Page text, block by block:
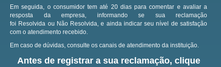
Em seguida, o consumidor tem até 20 dias para comentar e avaliar a
resposta da empresa, informando se sua reclamação
foi Resolvida ou Não Resolvida, e ainda indicar seu nível de satisfação
com o atendimento recebido.
Em caso de dúvidas, consulte os canais de atendimento da instituição.
Antes de registrar a sua reclamação, clique